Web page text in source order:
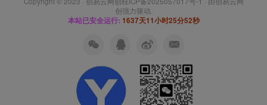
创强力驱动.
本站已安全运行: 1637天11小时25分52秒